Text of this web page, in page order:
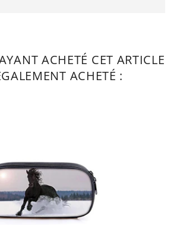
ACHETÉ CET ARTICLE
ACHETÉ :